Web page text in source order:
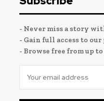
- Never miss a story
- Gain full access to
- Browse free from up